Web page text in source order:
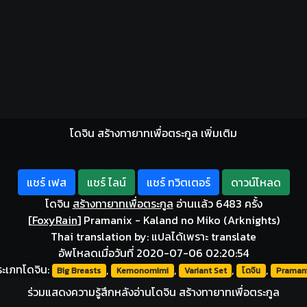
โดจิน สร้างทายาทเพื่อตระกูล เพิ่มเติม
แชร์ เฟส แชร์ ไลน์ แชร์ ทวิตเตอร์
ดาวน์โหลด
โดจิน สร้างทายาทเพื่อตระกูล อ่านเเล้ว 6483 ครั้ง
[FoxyRain]Pramanix - Kaland no Miko (Arknights)
Thai translation by: แปลได้เพราะ translate
อัพโหลดเมื่อวันที่ 2020-07-06 02:20:54
เภทโดจิน:
Big Breasts , Kemonomimi , Variant Set , โดจิน ,
ร่วมแสดงความรู้สึกหลังอ่านโดจิน สร้างทายาทเพื่อตระกูล